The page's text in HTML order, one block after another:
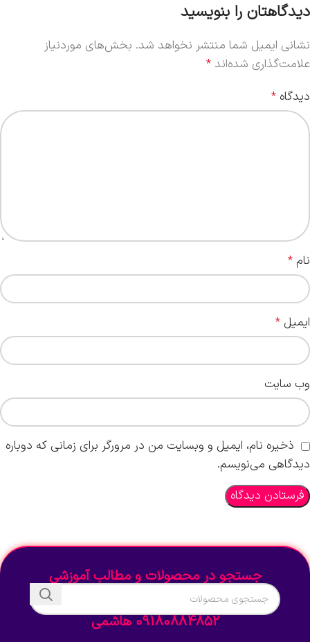
دیدگاهتان را بنویسید
نشانی ایمیل شما منتشر نخواهد شد. بخش‌های موردنیاز
علامت‌گذاری شده‌اند *
دیدگاه *
نام *
ایمیل *
وب‌ سایت
ذخیره نام، ایمیل و وبسایت من در مرورگر برای زمانی که دوباره
دیدگاهی می‌نویسم.
جستجو در محصولات و مطالب آموزشی
09180884852 هاشمی